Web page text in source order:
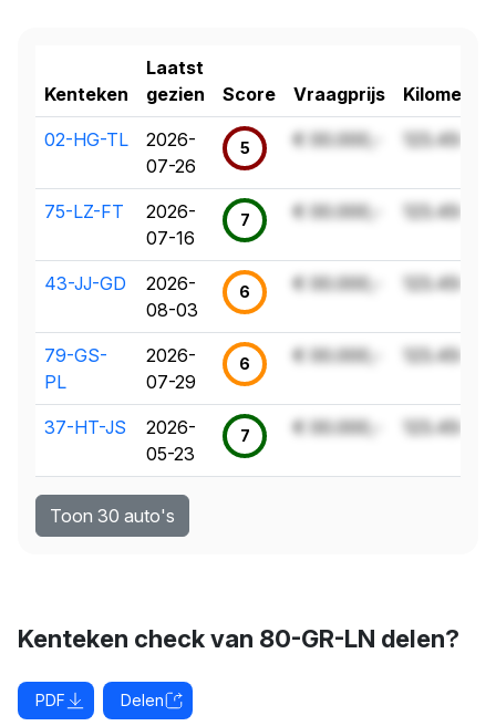
Kenteken
Laatst
gezien
Score Vraagprijs
02-HG-TL
2026-
07-26
5 € 00.000,- 123.456 km
75-LZ-FT
2026-
07-16
7 € 00.000,- 123.456 km
43-JJ-GD
2026-
08-03
6 € 00.000,- 123.456 km
79-GS-
PL
2026-
07-29
6 € 00.000,- 123.456 km
37-HT-JS
2026-
05-23
7 € 00.000,- 123.456 km
Toon 30 auto's
Kenteken check van 80-GR-LN delen?
PDF Delen